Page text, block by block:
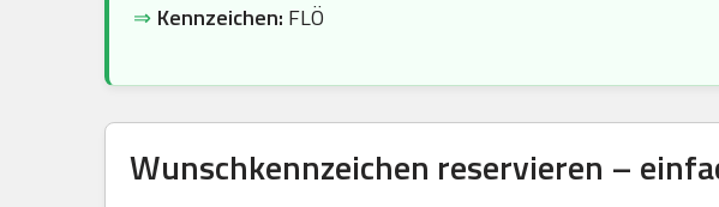
⇒ Kennzeichen: FLÖ
Wunschkennzeichen reservieren –